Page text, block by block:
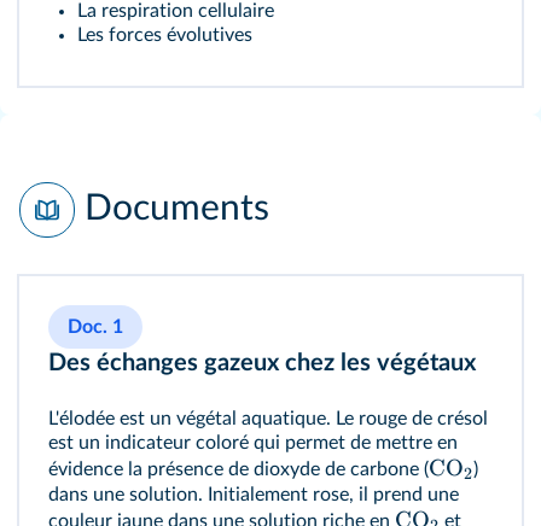
La respiration cellulaire
Les forces évolutives
Documents
Doc. 1
Des échanges gazeux chez les végétaux
L'élodée est un végétal aquatique. Le rouge de crésol
est un indicateur coloré qui permet de mettre en
évidence la présence de dioxyde de carbone (CO2)
dans une solution. Initialement rose, il prend une
couleur jaune dans une solution riche en CO
et